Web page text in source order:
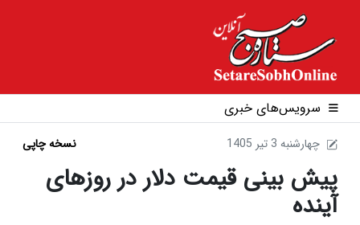
سرویس‌های خبری
1405 چهارشنبه 3 تير نسخه چاپی
پیش بینی قیمت دلار در روزهای
آینده